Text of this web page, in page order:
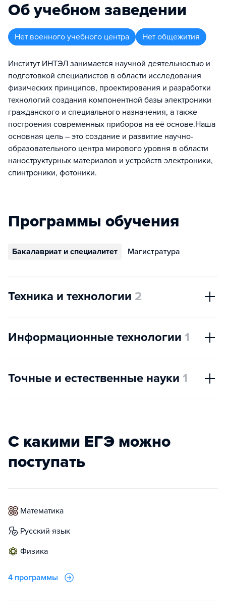
Об учебном заведении
Нет военного учебного центра Нет общежития
Институт ИНТЭЛ занимается научной деятельностью и
подготовкой специалистов в области исследования
физических принципов, проектирования и разработки
технологий создания компонентной базы электроники
гражданского и специального назначения, а также
построения современных приборов на её основе. ​Наша
основная цель – это создание и развитие научно-
образовательного центра мирового уровня в области
наноструктурных материалов и устройств электроники,
спинтроники, фотоники.
Программы обучения
Бакалавриат и специалитет Магистратура
Техника и технологии 2
Информационные технологии 1
Точные и естественные науки 1
С какими ЕГЭ можно
поступать
математика
русский язык
физика
4 программы